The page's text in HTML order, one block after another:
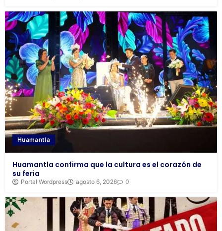
Huamantla
Huamantla confirma que la cultura es el corazón de
su feria
Portal Wordpress agosto 6, 2026 0